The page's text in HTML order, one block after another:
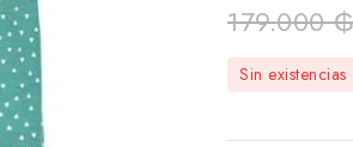
179.000
Sin existencias